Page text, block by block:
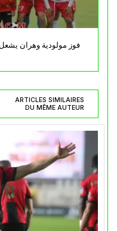
فوز مولودية وهران
ARTICLES SIMILAIRES
DU MÊME AUTEUR